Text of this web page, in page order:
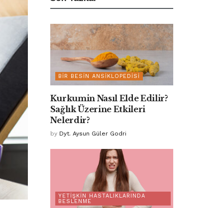
BIR BESIN ANSIKLOPEDISI
Kurkumin Nasıl Elde Edilir?
Sağlık Üzerine Etkileri
Nelerdir?
by Dyt. Aysun Güler Godri
YETIŞKIN HASTALIKLARINDA
BESLENME